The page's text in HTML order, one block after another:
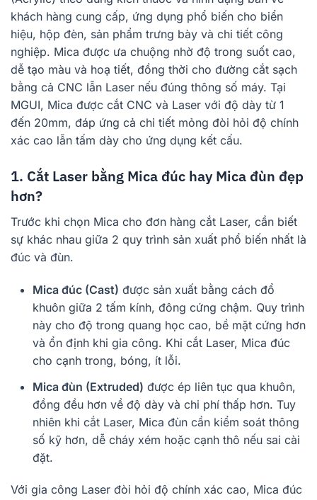
khách hàng cung cấp, ứng dụng phổ biến cho biển
hiệu, hộp đèn, sản phẩm trưng bày và chi tiết công
nghiệp. Mica được ưa chuộng nhờ độ trong suốt cao,
dễ tạo màu và hoạ tiết, đồng thời cho đường cắt sạch
bằng cả CNC lẫn Laser nếu đúng thông số máy. Tại
MGUI, Mica được cắt CNC và Laser với độ dày từ 1
đến 20mm, đáp ứng cả chi tiết mỏng đòi hỏi độ chính
xác cao lẫn tấm dày cho ứng dụng kết cấu.
1. Cắt Laser bằng Mica đúc hay Mica đùn đẹp
hơn?
Trước khi chọn Mica cho đơn hàng cắt Laser, cần biết
sự khác nhau giữa 2 quy trình sản xuất phổ biến nhất là
đúc và đùn.
Mica đúc (Cast) được sản xuất bằng cách đổ
khuôn giữa 2 tấm kính, đông cứng chậm. Quy trình
này cho độ trong quang học cao, bề mặt cứng hơn
và ổn định khi gia công. Khi cắt Laser, Mica đúc
cho cạnh trong, bóng, ít lỗi.
Mica đùn (Extruded) được ép liên tục qua khuôn,
đồng đều hơn về độ dày và chi phí thấp hơn. Tuy
nhiên khi cắt Laser, Mica đùn cần kiểm soát thông
số kỹ hơn, dễ cháy xém hoặc cạnh thô nếu sai cài
đặt.
Với gia công Laser đòi hỏi độ chính xác cao, Mica đúc